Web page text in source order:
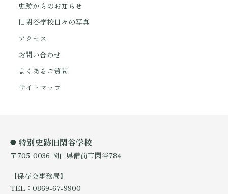
史跡からのお知らせ
旧閑谷学校日々の写真
アクセス
お問い合わせ
よくあるご質問
サイトマップ
特別史跡旧閑谷学校
〒705-0036 岡山県備前市閑谷784
【保存会事務局】
TEL：0869-67-9900